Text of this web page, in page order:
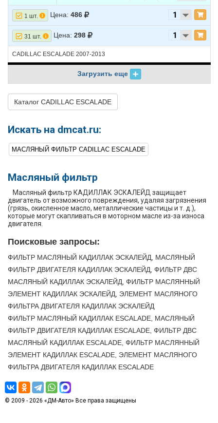
1 шт. Цена: 486
31 шт. Цена: 298
CADILLAC ESCALADE 2007-2013
Загрузить еще
Каталог CADILLAC ESCALADE
Искать на dmcat.ru:
МАСЛЯНЫЙ ФИЛЬТР CADILLAC ESCALADE
Масляный фильтр
Масляный фильтр КАДИЛЛАК ЭСКАЛЕЙД защищает
двигатель от возможного повреждения, удаляя загрязнения
(грязь, окисленное масло, металлические частицы и т. д.),
которые могут скапливаться в моторном масле из-за износа
двигателя.
Поисковые запросы:
ФИЛЬТР МАСЛЯНЫЙ КАДИЛЛАК ЭСКАЛЕЙД, МАСЛЯНЫЙ
ФИЛЬТР ДВИГАТЕЛЯ КАДИЛЛАК ЭСКАЛЕЙД, ФИЛЬТР ДВС
МАСЛЯНЫЙ КАДИЛЛАК ЭСКАЛЕЙД, ФИЛЬТР МАСЛЯННЫЙ
ЭЛЕМЕНТ КАДИЛЛАК ЭСКАЛЕЙД, ЭЛЕМЕНТ МАСЛЯНОГО
ФИЛЬТРА ДВИГАТЕЛЯ КАДИЛЛАК ЭСКАЛЕЙД
ФИЛЬТР МАСЛЯНЫЙ КАДИЛЛАК ESCALADE, МАСЛЯНЫЙ
ФИЛЬТР ДВИГАТЕЛЯ КАДИЛЛАК ESCALADE, ФИЛЬТР ДВС
МАСЛЯНЫЙ КАДИЛЛАК ESCALADE, ФИЛЬТР МАСЛЯННЫЙ
ЭЛЕМЕНТ КАДИЛЛАК ESCALADE, ЭЛЕМЕНТ МАСЛЯНОГО
ФИЛЬТРА ДВИГАТЕЛЯ КАДИЛЛАК ESCALADE
© 2009 - 2026 «ДМ-Авто» Все права защищены